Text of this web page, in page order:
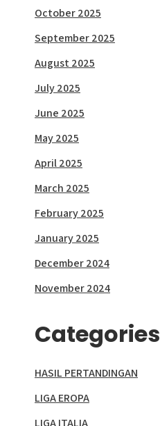
October 2025
September 2025
August 2025
July 2025
June 2025
May 2025
April 2025
March 2025
February 2025
January 2025
December 2024
November 2024
Categories
HASIL PERTANDINGAN
LIGA EROPA
LIGA ITALIA